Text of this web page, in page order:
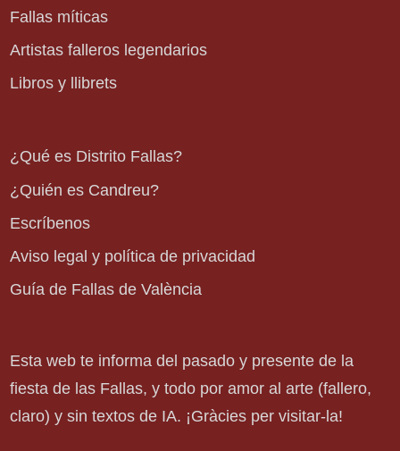
Fallas míticas
Artistas falleros legendarios
Libros y llibrets
¿Qué es Distrito Fallas?
¿Quién es Candreu?
Escríbenos
Aviso legal y política de privacidad
Guía de Fallas de València
Esta web te informa del pasado y presente de la
fiesta de las Fallas, y todo por amor al arte (fallero,
claro) y sin textos de IA. ¡Gràcies per visitar-la!